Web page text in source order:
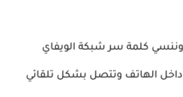
وننسي كلمة سر شبكة الويفاي
الهاتف وتتصل بشكل تلقائي